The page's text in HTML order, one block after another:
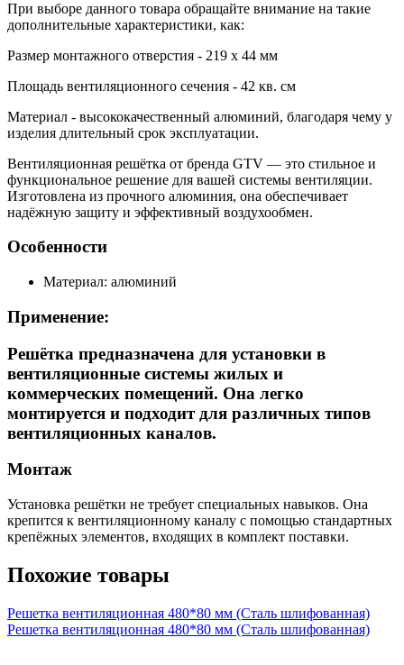
При выборе данного товара обращайте внимание на такие
дополнительные характеристики, как:
Размер монтажного отверстия - 219 x 44 мм
Площадь вентиляционного сечения - 42 кв. см
Материал - высококачественный алюминий, благодаря чему у
изделия длительный срок эксплуатации.
Вентиляционная решётка от бренда GTV — это стильное и
функциональное решение для вашей системы вентиляции.
Изготовлена из прочного алюминия, она обеспечивает
надёжную защиту и эффективный воздухообмен.
Особенности
Материал: алюминий
Применение:
Решётка предназначена для установки в
вентиляционные системы жилых и
коммерческих помещений. Она легко
монтируется и подходит для различных типов
вентиляционных каналов.
Монтаж
Установка решётки не требует специальных навыков. Она
крепится к вентиляционному каналу с помощью стандартных
крепёжных элементов, входящих в комплект поставки.
Похожие товары
Решетка вентиляционная 480*80 мм (Сталь шлифованная)
Решетка вентиляционная 480*80 мм (Сталь шлифованная)